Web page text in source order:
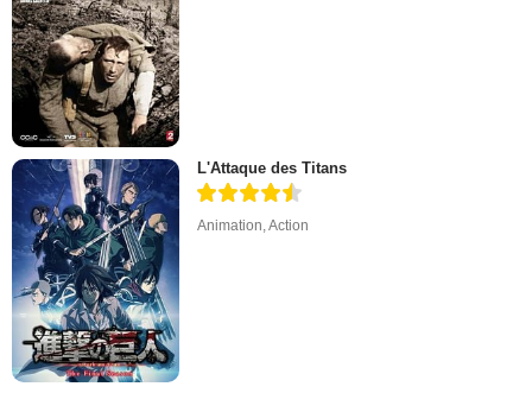
L'Attaque des Titans
Animation,Action